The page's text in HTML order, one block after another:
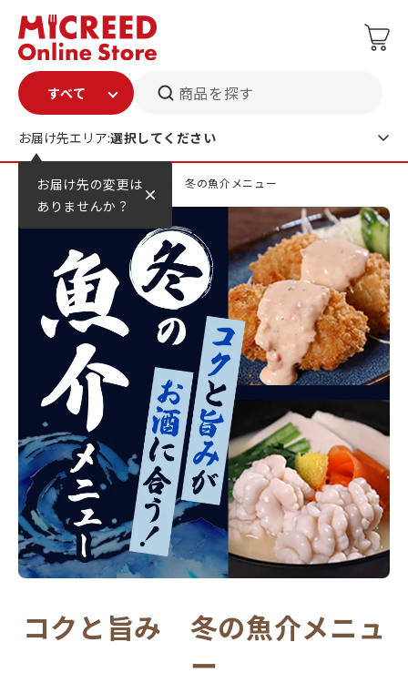
お届け先の変更は
ありませんか？
商品を探す
お届け先エリア:選択してください
TOP 特集 コクと旨み 冬の魚介メニュー
コクと旨み 冬の魚介メニュ
ー